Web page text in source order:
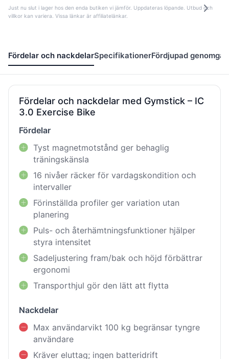
Just nu slut i lager hos den enda butiken vi jämför. Uppdateras löpande. Utbud och
villkor kan variera. Vissa länkar är affiliatelänkar.
Fördelar och nackdelarSpecifikationerFördjupad
Fördelar och nackdelar med Gymstick – IC
3.0 Exercise Bike
Fördelar
Tyst magnetmotstånd ger behaglig
träningskänsla
16 nivåer räcker för vardagskondition och
intervaller
Förinställda profiler ger variation utan
planering
Puls- och återhämtningsfunktioner hjälper
styra intensitet
Sadeljustering fram/bak och höjd förbättrar
ergonomi
Transporthjul gör den lätt att flytta
Nackdelar
Max användarvikt 100 kg begränsar tyngre
användare
Kräver eluttag; ingen batteridrift